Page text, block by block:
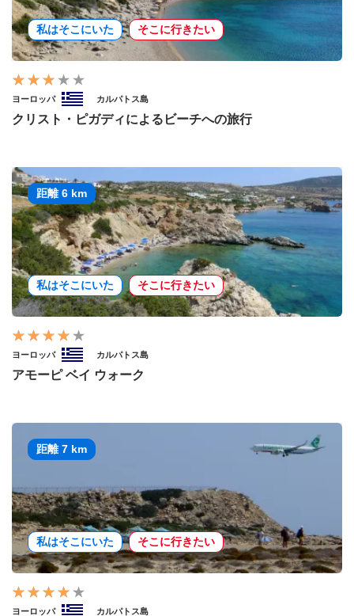
私はそこにいた そこに行きたい
ヨーロッパ カルパトス島
クリスト・ピガディによるビーチへの旅行
距離 6 km
私はそこにいた そこに行きたい
ヨーロッパ カルパトス島
アモーピ ベイ ウォーク
距離 7 km
私はそこにいた そこに行きたい
ヨーロッパ カルパトス島